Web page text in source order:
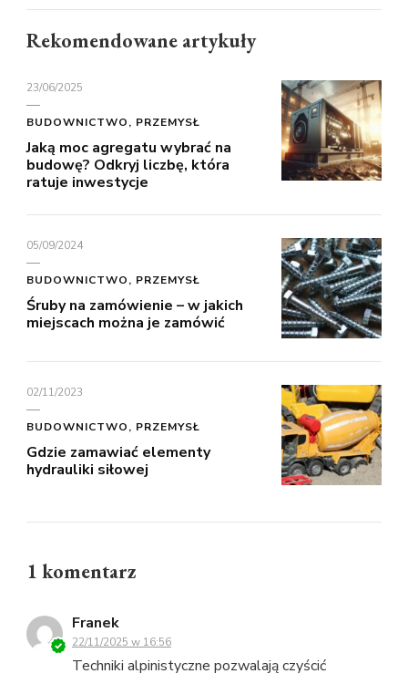
Rekomendowane artykuły
23/06/2025
BUDOWNICTWO, PRZEMYSŁ
Jaką moc agregatu wybrać na
budowę? Odkryj liczbę, która
ratuje inwestycje
05/09/2024
BUDOWNICTWO, PRZEMYSŁ
Śruby na zamówienie – w jakich
miejscach można je zamówić
02/11/2023
BUDOWNICTWO, PRZEMYSŁ
Gdzie zamawiać elementy
hydrauliki siłowej
1 komentarz
Franek
22/11/2025 w 16:56
Techniki alpinistyczne pozwalają czyścić